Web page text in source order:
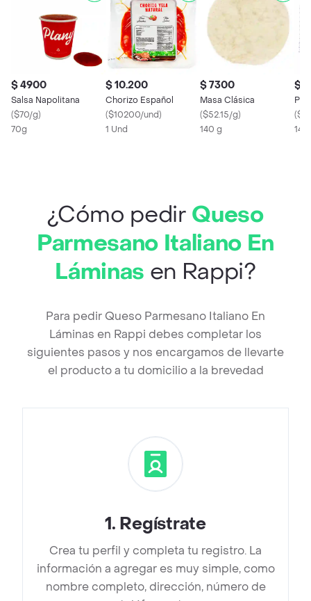
$ 4900
Salsa Napolitana
($70/g)
70g
$ 10.200
Chorizo Español
($10200/und)
1 Und
$ 7300
Masa Clásica
($52.15/g)
140 g
$
(
¿Cómo pedir Queso
Parmesano Italiano En
Láminas en Rappi?
Para pedir Queso Parmesano Italiano En
Láminas en Rappi debes completar los
siguientes pasos y nos encargamos de llevarte
el producto a tu domicilio a la brevedad
1. Regístrate
Crea tu perfil y completa tu registro. La
información a agregar es muy simple, como
nombre completo, dirección, número de